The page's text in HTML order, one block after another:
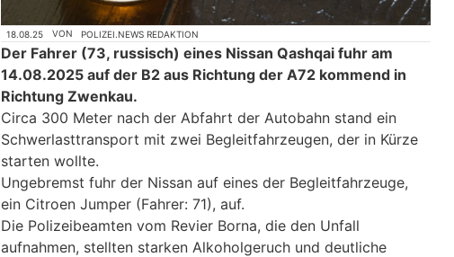
18.08.25 VON POLIZEI.NEWS REDAKTION
Der Fahrer (73, russisch) eines Nissan Qashqai fuhr am
14.08.2025 auf der B2 aus Richtung der A72 kommend in
Richtung Zwenkau.
Circa 300 Meter nach der Abfahrt der Autobahn stand ein
Schwerlasttransport mit zwei Begleitfahrzeugen, der in Kürze
starten wollte.
Ungebremst fuhr der Nissan auf eines der Begleitfahrzeuge,
ein Citroen Jumper (Fahrer: 71), auf.
Die Polizeibeamten vom Revier Borna, die den Unfall
aufnahmen, stellten starken Alkoholgeruch und deutliche